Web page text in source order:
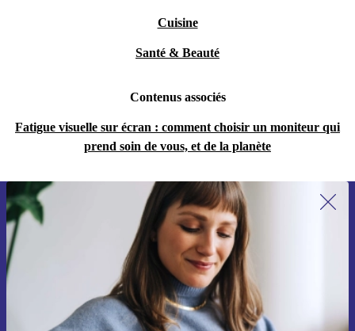
Cuisine
Santé & Beauté
Contenus associés
Fatigue visuelle sur écran : comment choisir un moniteur qui
prend soin de vous, et de la planète
Recevoir offres et infos de refurbed
par mail
Ne manquez plus aucune offre.